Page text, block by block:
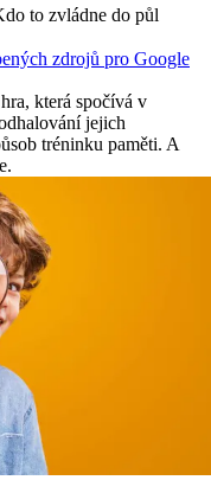
to zvládne do půl
zdrojů pro Google
která spočívá v
jejich
tréninku paměti. A